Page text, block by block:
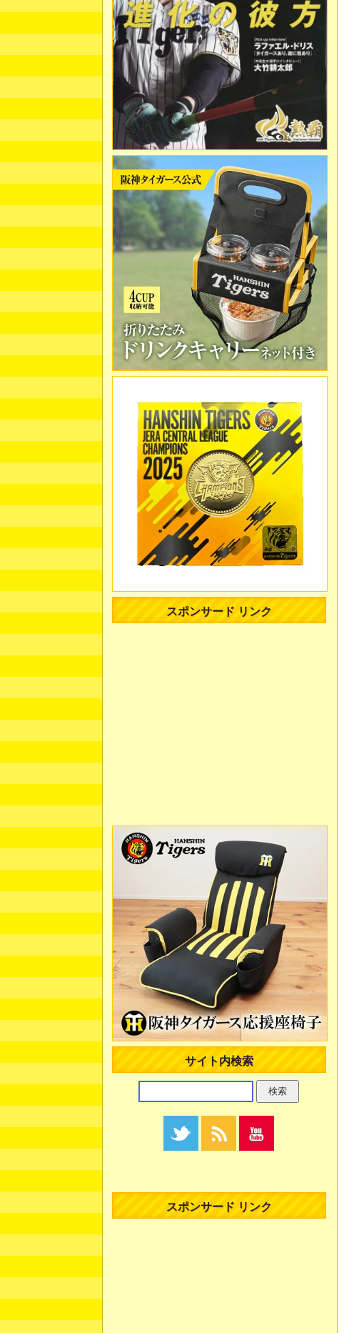
スポンサード リンク
サイト内検索
スポンサード リンク